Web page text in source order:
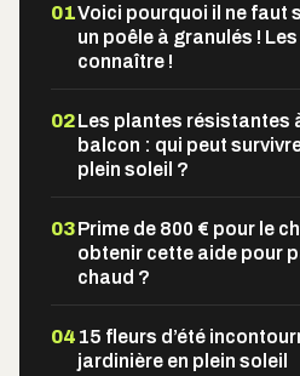
01Voici pourquoi il ne faut
un poêle à granulés !
connaître !
02Les plantes résistantes
balcon : qui peut
plein soleil ?
03Prime de 800 € pour le
obtenir cette aide pour
chaud ?
04 15 fleurs d’été
jardinière en plein soleil